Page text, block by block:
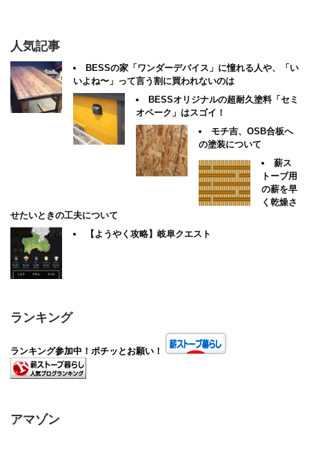
人気記事
BESSの家「ワンダーデバイス」に憧れる人や、「い
いよね〜」って言う割に買われないのは
BESSオリジナルの超耐久塗料「セミ
オペーク」はスゴイ！
モチ吉、OSB合板へ
の塗装について
薪ス
トーブ用
の薪を早
く乾燥さ
せたいときの工夫について
【ようやく攻略】岐阜クエスト
ランキング
ランキング参加中！ポチッとお願い！
アマゾン